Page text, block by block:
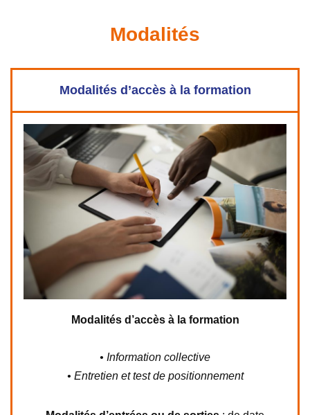
Modalités
Modalités d’accès à la formation
Modalités d’accès à la formation
• Information collective
• Entretien et test de positionnement